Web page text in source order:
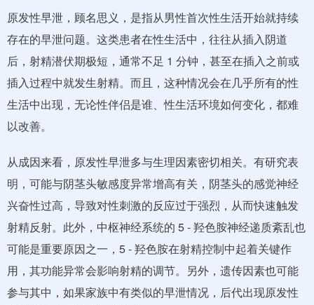
原发性早泄，顾名思义，是指从男性首次性生活开始就持续
存在的早泄问题。这类患者在性生活中，往往从插入阴道
后，射精潜伏期极短，通常不足 1 分钟，甚至在插入之前或
插入过程中就发生射精。而且，这种情况会在几乎所有的性
生活中出现，无论性伴侣是谁、性生活环境如何变化，都难
以改善。
从成因来看，原发性早泄多与生理因素密切相关。有研究表
明，可能与阴茎头敏感度异常增高有关，阴茎头的感觉神经
兴奋性过高，导致对性刺激的反应过于强烈，从而快速触发
射精反射。此外，中枢神经系统的 5 - 羟色胺神经递质紊乱也
可能是重要原因之一，5 - 羟色胺在射精控制中起着关键作
用，其功能异常会影响射精的调节。另外，遗传因素也可能
参与其中，如果家族中有类似的早泄情况，后代出现原发性